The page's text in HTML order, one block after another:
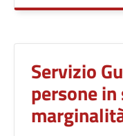
Servizio
persone